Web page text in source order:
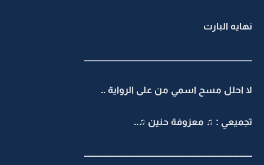
نهايه البارت
ـــــــــــــــــــــــــــــــــــــــــــــــــــــــــــــــــــــــــــــــــــــــــــــــ
لا احلل مسح اسمي من على الرواية ..
تجميعي : ♫ معزوفة حنين ♫..
ـــــــــــــــــــــــــــــــــــــــــــــــــــــــــــــــــــــــــــــــــــــــــــــــ